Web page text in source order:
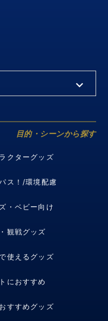
目的・シーンから探す
クターグッズ
ス！/環境配慮
・ベビー向け
観戦グッズ
使えるグッズ
におすすめ
すすめグッズ